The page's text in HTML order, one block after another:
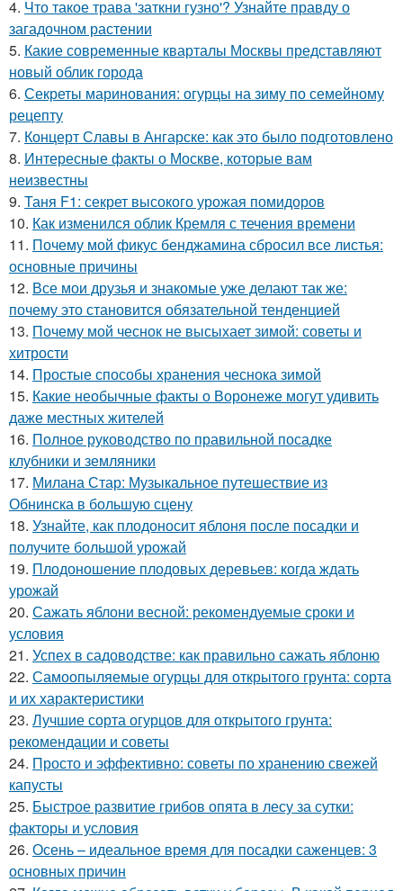
4. Что такое трава 'заткни гузно'? Узнайте правду о
загадочном растении
5. Какие современные кварталы Москвы представляют
новый облик города
6. Секреты маринования: огурцы на зиму по семейному
рецепту
7. Концерт Славы в Ангарске: как это было подготовлено
8. Интересные факты о Москве, которые вам
неизвестны
9. Таня F1: секрет высокого урожая помидоров
10. Как изменился облик Кремля с течения времени
11. Почему мой фикус бенджамина сбросил все листья:
основные причины
12. Все мои друзья и знакомые уже делают так же:
почему это становится обязательной тенденцией
13. Почему мой чеснок не высыхает зимой: советы и
хитрости
14. Простые способы хранения чеснока зимой
15. Какие необычные факты о Воронеже могут удивить
даже местных жителей
16. Полное руководство по правильной посадке
клубники и земляники
17. Милана Стар: Музыкальное путешествие из
Обнинска в большую сцену
18. Узнайте, как плодоносит яблоня после посадки и
получите большой урожай
19. Плодоношение плодовых деревьев: когда ждать
урожай
20. Сажать яблони весной: рекомендуемые сроки и
условия
21. Успех в садоводстве: как правильно сажать яблоню
22. Самоопыляемые огурцы для открытого грунта: сорта
и их характеристики
23. Лучшие сорта огурцов для открытого грунта:
рекомендации и советы
24. Просто и эффективно: советы по хранению свежей
капусты
25. Быстрое развитие грибов опята в лесу за сутки:
факторы и условия
26. Осень – идеальное время для посадки саженцев: 3
основных причин